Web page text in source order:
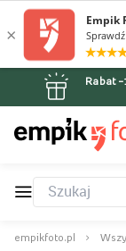
Rabat
empikfoto.pl